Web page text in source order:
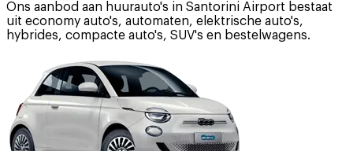
Ons aanbod aan huurauto's in Santorini Airport bestaat
uit economy auto's, automaten, elektrische auto's,
hybrides, compacte auto's, SUV's en bestelwagens.